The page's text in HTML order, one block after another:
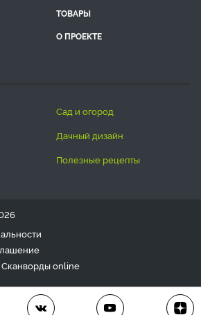
ТОВАРЫ
О ПРОЕКТЕ
сад и огород
дачный дизайн
полезные рецепты
Сканвордыonline
допускается только с